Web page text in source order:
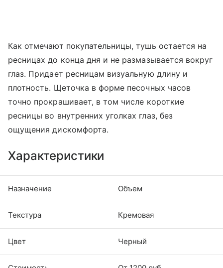
Как отмечают покупательницы, тушь остается на
ресницах до конца дня и не размазывается вокруг
глаз. Придает ресницам визуальную длину и
плотность. Щеточка в форме песочных часов
точно прокрашивает, в том числе короткие
ресницы во внутренних уголках глаз, без
ощущения дискомфорта.
Характеристики
Назначение Объем
Текстура Кремовая
Цвет Черный